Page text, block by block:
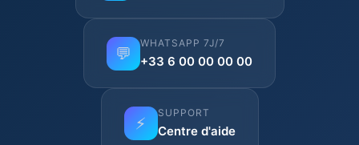
💬
WHATSAPP 7J/7
+33 6 00 00 00 00
⚡
SUPPORT
Centre d'aide